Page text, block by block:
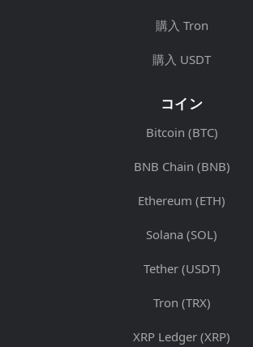
購入 Tron
購入 USDT
コイン
Bitcoin (BTC)
BNB Chain (BNB)
Ethereum (ETH)
Solana (SOL)
Tether (USDT)
Tron (TRX)
XRP Ledger (XRP)